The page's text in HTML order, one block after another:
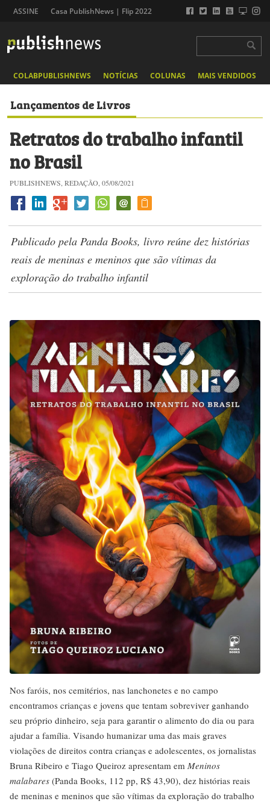
ASSINE Casa PublishNews | Flip 2022
COLABPUBLISHNEWS NOTÍCIAS COLUNAS MAIS VENDIDOS
Lançamentos de Livros
Retratos do trabalho infantil
no Brasil
PUBLISHNEWS, REDAÇÃO, 05/08/2021
Publicado pela Panda Books, livro reúne dez histórias
reais de meninas e meninos que são vítimas da
exploração do trabalho infantil
Nos faróis, nos cemitérios, nas lanchonetes e no campo
encontramos crianças e jovens que tentam sobreviver ganhando
seu próprio dinheiro, seja para garantir o alimento do dia ou para
ajudar a família. Visando humanizar uma das mais graves
violações de direitos contra crianças e adolescentes, os jornalistas
Bruna Ribeiro e Tiago Queiroz apresentam em Meninos
malabares (Panda Books, 112 pp, R$ 43,90), dez histórias reais
de meninas e meninos que são vítimas da exploração do trabalho